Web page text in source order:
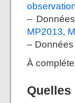
–
MP2013,
–
À
Quelles